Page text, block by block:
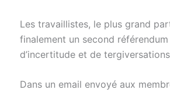
Les travaillistes, le plus grand
finalement un second
d’incertitude et de
Dans un email envoyé aux